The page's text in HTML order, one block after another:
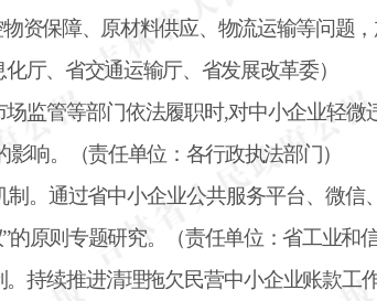
资保障、原材料供应、物流运输等问题
厅、省交通运输厅、省发展改革委）
场监管等部门依法履职时,对中小企业轻微
响。（责任单位：各行政执法部门）
制。通过省中小企业公共服务平台、微信
原则专题研究。（责任单位：省工业和信
。持续推进清理拖欠民营中小企业账款工